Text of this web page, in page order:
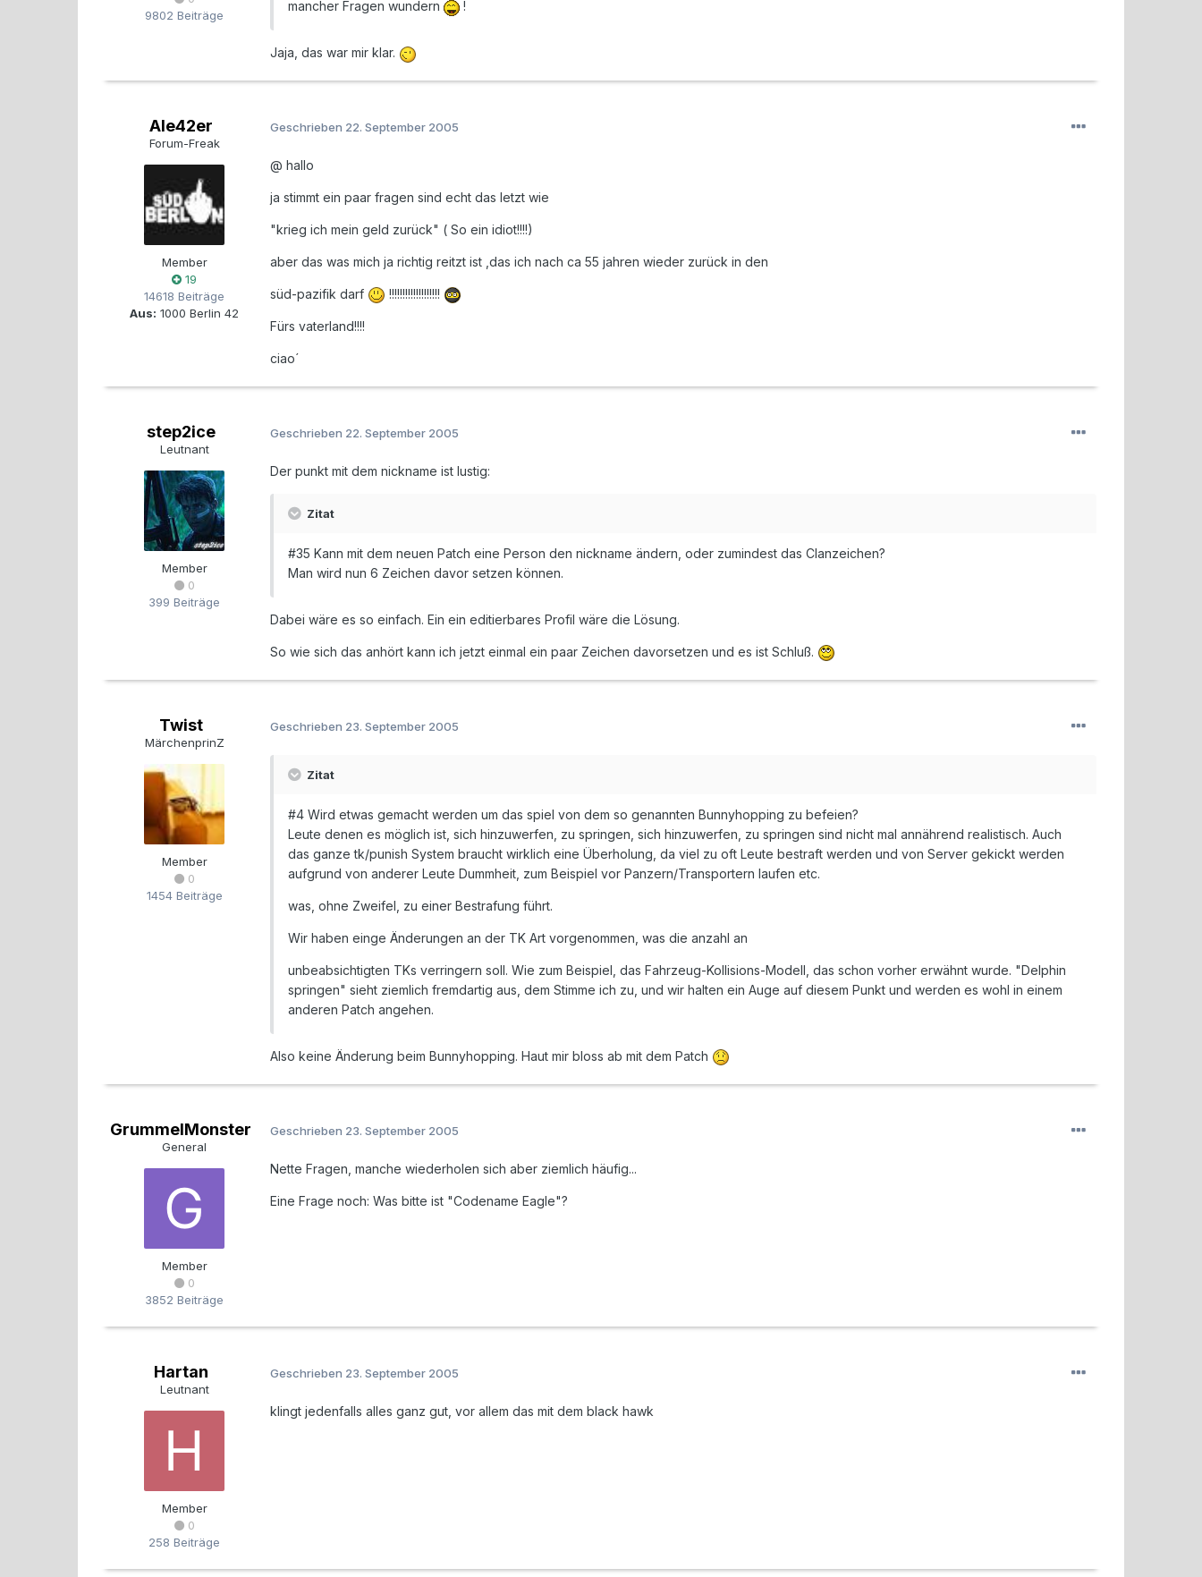
9802 Beiträge
mancher Fragen wundern
!
Jaja, das war mir klar.
Ale42er
Forum-Freak
Member
19
14618 Beiträge
Aus: 1000 Berlin 42
Geschrieben 22. September 2005
@ hallo
ja stimmt ein paar fragen sind echt das letzt wie
"krieg ich mein geld zurück" ( So ein idiot!!!!)
aber das was mich ja richtig reitzt ist ,das ich nach ca 55 jahren wieder zurück in den
süd-pazifik darf !!!!!!!!!!!!!!!!!!!
Fürs vaterland!!!!
ciao´
step2ice
Leutnant
Member
0
399 Beiträge
Geschrieben 22. September 2005
Der punkt mit dem nickname ist lustig:
Zitat
#35 Kann mit dem neuen Patch eine Person den nickname ändern, oder zumindest das Clanzeichen?
Man wird nun 6 Zeichen davor setzen können.
Dabei wäre es so einfach. Ein ein editierbares Profil wäre die Lösung.
So wie sich das anhört kann ich jetzt einmal ein paar Zeichen davorsetzen und es ist Schluß.
Twist
MärchenprinZ
Member
0
1454 Beiträge
Geschrieben 23. September 2005
Zitat
#4 Wird etwas gemacht werden um das spiel von dem so genannten Bunnyhopping zu befeien?
Leute denen es möglich ist, sich hinzuwerfen, zu springen, sich hinzuwerfen, zu springen sind nicht mal annährend realistisch. Auch
das ganze tk/punish System braucht wirklich eine Überholung, da viel zu oft Leute bestraft werden und von Server gekickt werden
aufgrund von anderer Leute Dummheit, zum Beispiel vor Panzern/Transportern laufen etc.
was, ohne Zweifel, zu einer Bestrafung führt.
Wir haben einge Änderungen an der TK Art vorgenommen, was die anzahl an
unbeabsichtigten TKs verringern soll. Wie zum Beispiel, das Fahrzeug-Kollisions-Modell, das schon vorher erwähnt wurde. "Delphin
springen" sieht ziemlich fremdartig aus, dem Stimme ich zu, und wir halten ein Auge auf diesem Punkt und werden es wohl in einem
anderen Patch angehen.
Also keine Änderung beim Bunnyhopping. Haut mir bloss ab mit dem Patch
GrummelMonster
General
Member
0
3852 Beiträge
Geschrieben 23. September 2005
Nette Fragen, manche wiederholen sich aber ziemlich häufig...
Eine Frage noch: Was bitte ist "Codename Eagle"?
Hartan
Leutnant
Member
0
258 Beiträge
Geschrieben 23. September 2005
klingt jedenfalls alles ganz gut, vor allem das mit dem black hawk